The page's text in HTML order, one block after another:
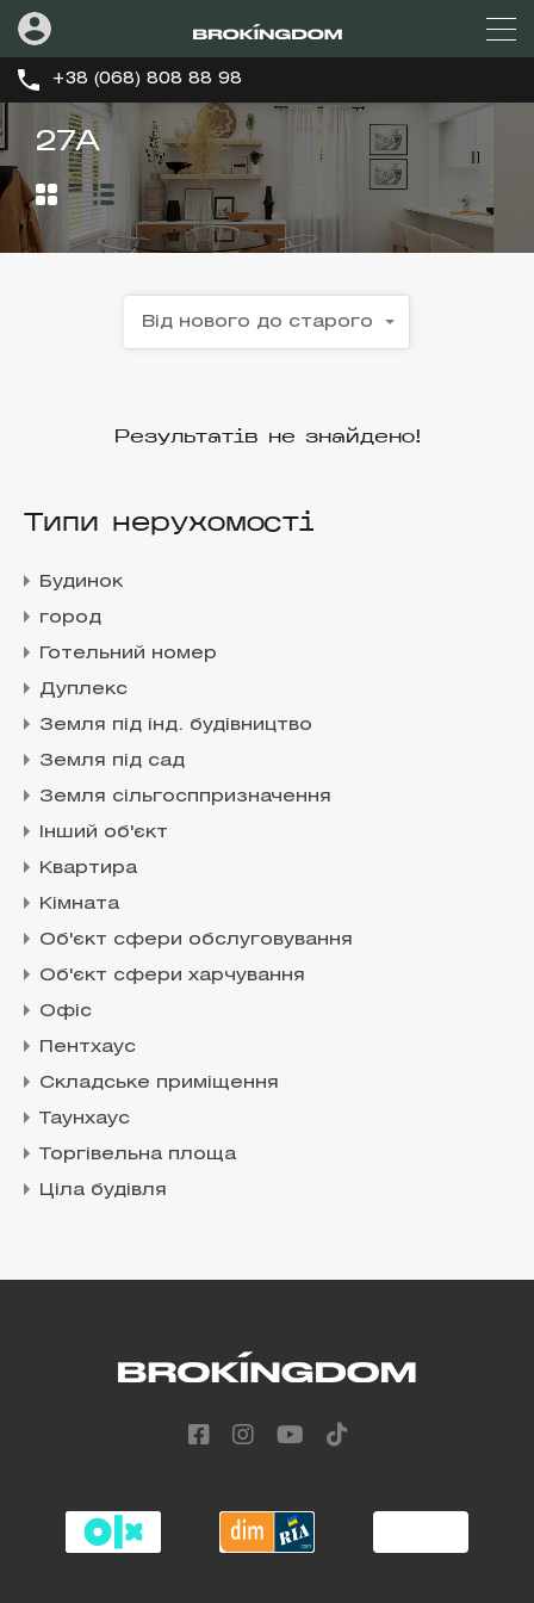
+38 (068) 808 88 98
27А
Від нового до старого
Результатів не знайдено!
Типи нерухомості
Будинок
город
Готельний номер
Дуплекс
Земля під інд. будівництво
Земля під сад
Земля сільгосппризначення
Інший об'єкт
Квартира
Кімната
Об'єкт сфери обслуговування
Об'єкт сфери харчування
Офіс
Пентхаус
Складське приміщення
Таунхаус
Торгівельна площа
Ціла будівля